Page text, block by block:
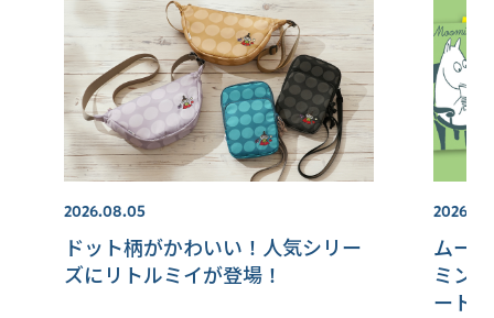
2026.08.05
ドット柄がかわいい！人気シリー
ズにリトルミイが登場！
ムー
ミン
ート！